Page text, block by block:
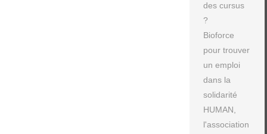
des cursus
?
Bioforce
pour trouver
un emploi
dans la
solidarité
HUMAN,
l'association